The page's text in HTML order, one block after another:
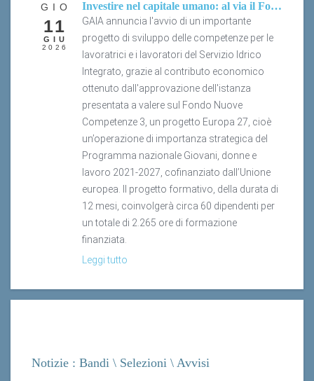
11
GIU
2026
GAIA annuncia l'avvio di un importante
progetto di sviluppo delle competenze per le
lavoratrici e i lavoratori del Servizio Idrico
Integrato, grazie al contributo economico
ottenuto dall'approvazione dell'istanza
presentata a valere sul Fondo Nuove
Competenze 3, un progetto Europa 27, cioè
un’operazione di importanza strategica del
Programma nazionale Giovani, donne e
lavoro 2021-2027, cofinanziato dall’Unione
europea. Il progetto formativo, della durata di
12 mesi, coinvolgerà circa 60 dipendenti per
un totale di 2.265 ore di formazione
finanziata.